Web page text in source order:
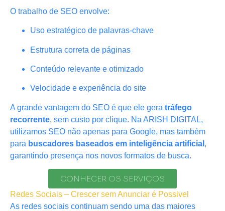
O trabalho de SEO envolve:
Uso estratégico de palavras-chave
Estrutura correta de páginas
Conteúdo relevante e otimizado
Velocidade e experiência do site
A grande vantagem do SEO é que ele gera tráfego
recorrente, sem custo por clique. Na ARISH DIGITAL,
utilizamos SEO não apenas para Google, mas também
para buscadores baseados em inteligência artificial ,
garantindo presença nos novos formatos de busca.
CONHECER OS SERVIÇOS
Redes Sociais – Crescer sem Anunciar é Possivel
As redes sociais continuam sendo uma das maiores